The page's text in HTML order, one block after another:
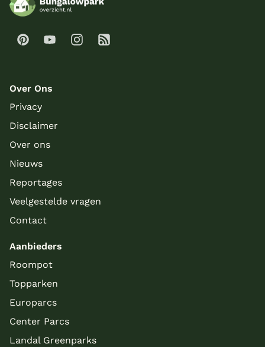
Over Ons
Privacy
Disclaimer
Over ons
Nieuws
Reportages
Veelgestelde vragen
Contact
Aanbieders
Roompot
Topparken
Europarcs
Center Parcs
Landal Greenparks